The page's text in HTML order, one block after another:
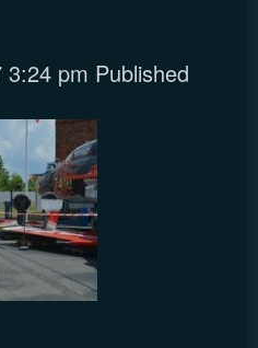
3:24 pm Published